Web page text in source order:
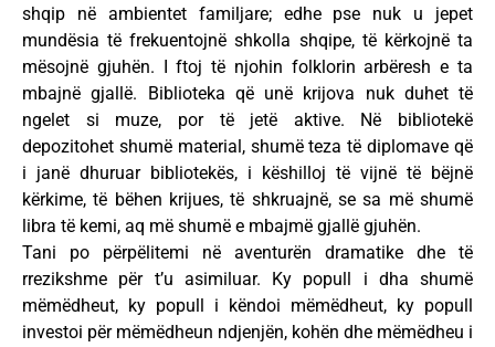
shqip në ambientet familjare; edhe pse nuk u jepet
mundësia të frekuentojnë shkolla shqipe, të kërkojnë ta
mësojnë gjuhën. I ftoj të njohin folklorin arbëresh e ta
mbajnë gjallë. Biblioteka që unë krijova nuk duhet të
ngelet si muze, por të jetë aktive. Në bibliotekë
depozitohet shumë material, shumë teza të diplomave që
i janë dhuruar bibliotekës, i këshilloj të vijnë të bëjnë
kërkime, të bëhen krijues, të shkruajnë, se sa më shumë
libra të kemi, aq më shumë e mbajmë gjallë gjuhën.
Tani po përpëlitemi në aventurën dramatike dhe të
rrezikshme për t’u asimiluar. Ky popull i dha shumë
mëmëdheut, ky popull i këndoi mëmëdheut, ky popull
investoi për mëmëdheun ndjenjën, kohën dhe mëmëdheu i